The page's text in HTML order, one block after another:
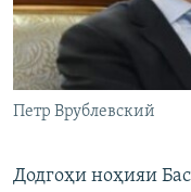
ГУЗОРИШҲОИ РАДИОӢ
Русский
Петр Врублевский
Додгоҳи ноҳияи